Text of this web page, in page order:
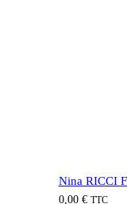
Nina RICCI
0,00 € TTC